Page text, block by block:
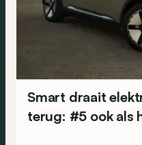
Smart draait
terug: #5 ook als